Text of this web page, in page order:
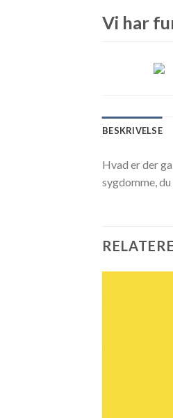
Vi har
BESKRIVELSE
Hvad er der
sygdomme,